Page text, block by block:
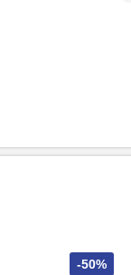
-50%